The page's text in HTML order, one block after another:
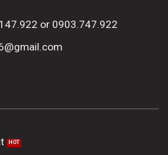
or 0903.747.922